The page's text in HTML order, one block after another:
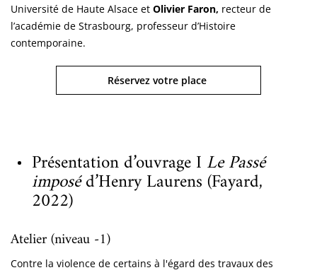
Université de Haute Alsace et Olivier Faron, recteur de
l’académie de Strasbourg, professeur d’Histoire
contemporaine.
Réservez votre place
Présentation d’ouvrage I Le Passé
imposéd’Henry Laurens (Fayard,
2022)
Atelier (niveau -1)
Contre la violence de certains à l'égard des travaux des